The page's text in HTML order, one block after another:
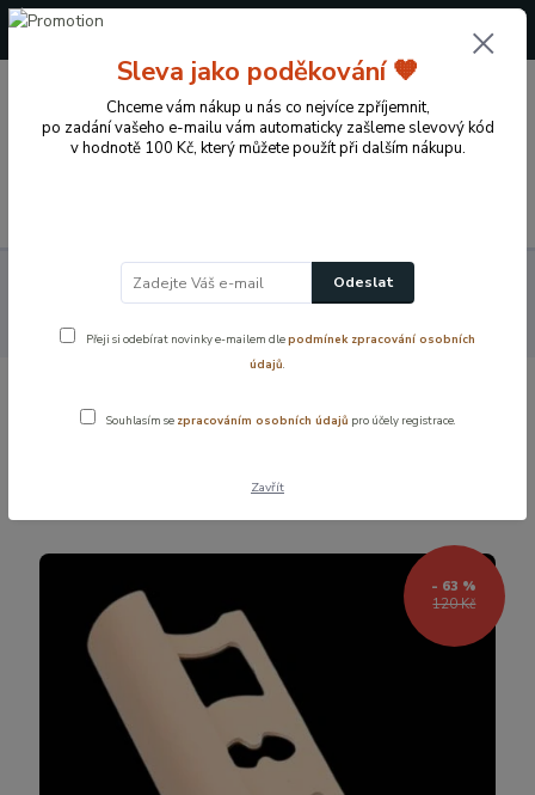
+420 724 722 973
0 Kč
Koupelnové vybavení a doplňky Obkladové lišty
ukončovací profily
Lišta obkladová PVC Broskev – šířka 8 mm pro
čisté zakončení obkladů
Lišta obkladová PVC Broskev – šířka
120 Kč
- 63 %
Sleva jako poděkování 🧡
Chceme vám nákup u nás co nejvíce zpříjemnit,
po zadání vašeho e-mailu vám automaticky zašleme slevový kód
v hodnotě 100 Kč, který můžete použít při dalším nákupu.
Odeslat
Přeji si odebírat novinky e-mailem dlepodmínek zpracování osobních
údajů.
Souhlasím se zpracováním osobních údajů pro účely registrace.
Zavřít